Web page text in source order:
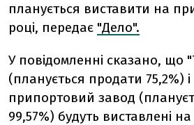
планується виставити на
році, передає "Дело".
У повідомленні сказано, що
(планується продати 75,2%)
припортовий завод
99,57%) будуть виставлені